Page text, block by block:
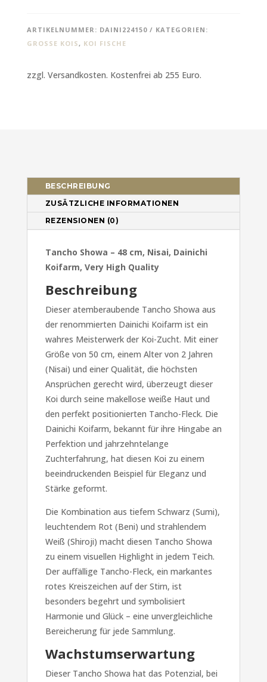
ARTIKELNUMMER: DAINI224150
KATEGORIEN:
GROSSE KOIS
, KOI FISCHE
zzgl. Versandkosten. Kostenfrei ab 255 Euro.
BESCHREIBUNG
ZUSÄTZLICHE INFORMATIONEN
REZENSIONEN (0)
Tancho Showa – 48 cm, Nisai, Dainichi
Koifarm, Very High Quality
Beschreibung
Dieser atemberaubende Tancho Showa aus
der renommierten Dainichi Koifarm ist ein
wahres Meisterwerk der Koi-Zucht. Mit einer
Größe von 50 cm, einem Alter von 2 Jahren
(Nisai) und einer Qualität, die höchsten
Ansprüchen gerecht wird, überzeugt dieser
Koi durch seine makellose weiße Haut und
den perfekt positionierten Tancho-Fleck. Die
Dainichi Koifarm, bekannt für ihre Hingabe an
Perfektion und jahrzehntelange
Zuchterfahrung, hat diesen Koi zu einem
beeindruckenden Beispiel für Eleganz und
Stärke geformt.
Die Kombination aus tiefem Schwarz (Sumi),
leuchtendem Rot (Beni) und strahlendem
Weiß (Shiroji) macht diesen Tancho Showa
zu einem visuellen Highlight in jedem Teich.
Der auffällige Tancho-Fleck, ein markantes
rotes Kreiszeichen auf der Stirn, ist
besonders begehrt und symbolisiert
Harmonie und Glück – eine unvergleichliche
Bereicherung für jede Sammlung.
Wachstumserwartung
Dieser Tancho Showa hat das Potenzial, bei